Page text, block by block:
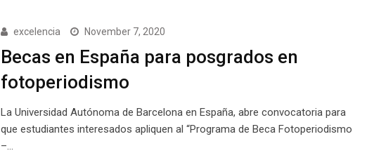
excelencia November 7, 2020
Becas en España para posgrados en
fotoperiodismo
La Universidad Autónoma de Barcelona en España, abre convocatoria para
que estudiantes interesados apliquen al “Programa de Beca Fotoperiodismo
–…